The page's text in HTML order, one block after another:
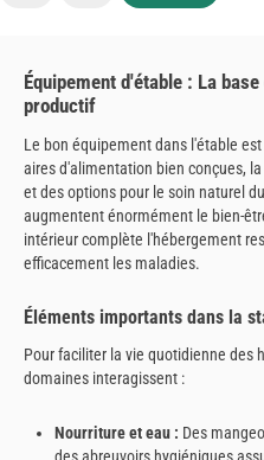
Équipement d'étable : La
productif
Le bon équipement dans l'étable
aires d'alimentation bien conçues,
et des options pour le soin naturel
augmentent énormément le bien-
intérieur complète l'hébergement
efficacement les maladies.
Éléments importants dans la
Pour faciliter la vie quotidienne des
domaines interagissent :
Nourriture et eau : Des